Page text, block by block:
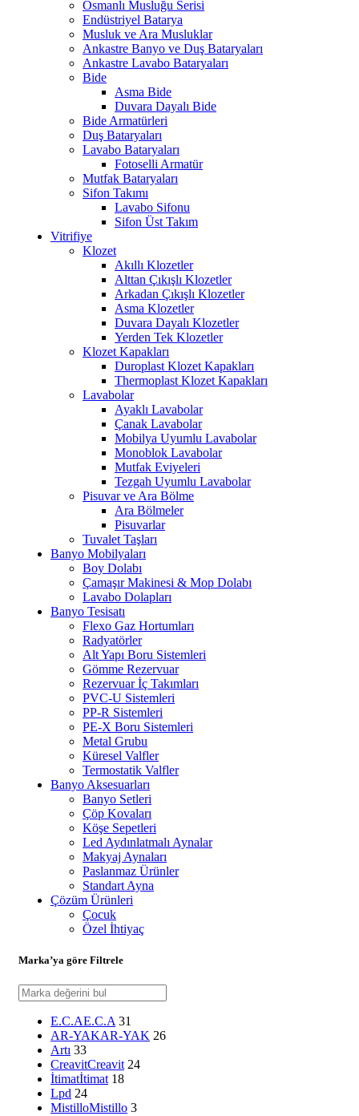
Osmanlı Musluğu Serisi
Endüstriyel Batarya
Musluk ve Ara Musluklar
Ankastre Banyo ve Duş Bataryaları
Ankastre Lavabo Bataryaları
Bide
Asma Bide
Duvara Dayalı Bide
Bide Armatürleri
Duş Bataryaları
Lavabo Bataryaları
Fotoselli Armatür
Mutfak Bataryaları
Sifon Takımı
Lavabo Sifonu
Sifon Üst Takım
Vitrifiye
Klozet
Akıllı Klozetler
Alttan Çıkışlı Klozetler
Arkadan Çıkışlı Klozetler
Asma Klozetler
Duvara Dayalı Klozetler
Yerden Tek Klozetler
Klozet Kapakları
Duroplast Klozet Kapakları
Thermoplast Klozet Kapakları
Lavabolar
Ayaklı Lavabolar
Çanak Lavabolar
Mobilya Uyumlu Lavabolar
Monoblok Lavabolar
Mutfak Eviyeleri
Tezgah Uyumlu Lavabolar
Pisuvar ve Ara Bölme
Ara Bölmeler
Pisuvarlar
Tuvalet Taşları
Banyo Mobilyaları
Boy Dolabı
Çamaşır Makinesi & Mop Dolabı
Lavabo Dolapları
Banyo Tesisatı
Flexo Gaz Hortumları
Radyatörler
Alt Yapı Boru Sistemleri
Gömme Rezervuar
Rezervuar İç Takımları
PVC-U Sistemleri
PP-R Sistemleri
PE-X Boru Sistemleri
Metal Grubu
Küresel Valfler
Termostatik Valfler
Banyo Aksesuarları
Banyo Setleri
Çöp Kovaları
Köşe Sepetleri
Led Aydınlatmalı Aynalar
Makyaj Aynaları
Paslanmaz Ürünler
Standart Ayna
Çözüm Ürünleri
Çocuk
Özel İhtiyaç
Marka’ya göre Filtrele
E.C.AE.C.A 31
AR-YAKAR-YAK 26
Artı 33
CreavitCreavit 24
İtimatİtimat 18
Lpd 24
MistilloMistillo 3